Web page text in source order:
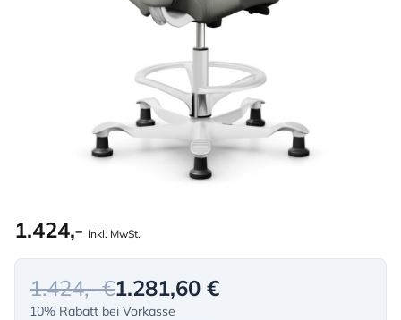
1.424,- Inkl. MwSt.
1.424,- €1.281,60 €
10% Rabatt bei Vorkasse